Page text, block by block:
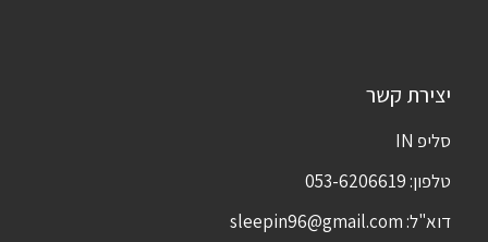
יצירת קשר
סליפ IN
טלפון:053-6206619
דוא"ל:sleepin96@gmail.com